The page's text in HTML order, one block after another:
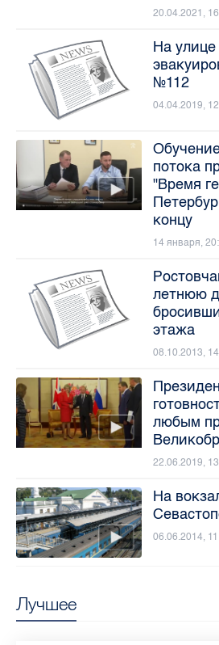
Лучшее
20.04.2021,
На
№112
04.04.2019,
потока
"Время
концу
14 января,
летнюю
этажа
08.10.2013,
любым
22.06.2019,
На
06.06.2014,